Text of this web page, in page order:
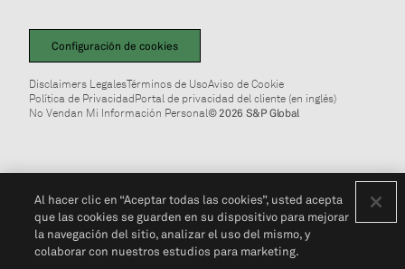
Configuración de cookies
Disclaimers LegalesTérminos de UsoAviso de Cookie
Política de PrivacidadPortal de privacidad del cliente (en inglés)
No Vendan Mi Información Personal© 2026 S&P Global
Al hacer clic en “Aceptar todas las cookies”, usted acepta
que las cookies se guarden en su dispositivo para mejorar
la navegación del sitio, analizar el uso del mismo, y
colaborar con nuestros estudios para marketing.